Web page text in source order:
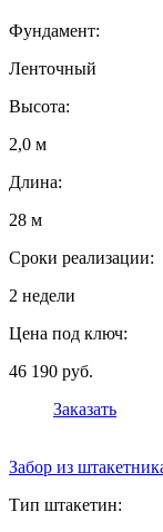
Фундамент:
Ленточный
Высота:
2,0 м
Длина:
28 м
Сроки реализации:
2 недели
Цена под ключ:
46 190 руб.
Заказать
Забор из
Тип штакетин: